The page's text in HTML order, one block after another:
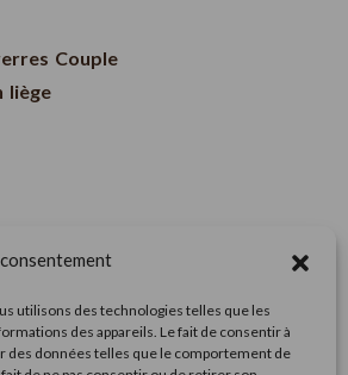
utilisons des technologies telles que les
des appareils. Le fait de consentir à
des données telles que le comportement de
Couple
liège
la rencontre des